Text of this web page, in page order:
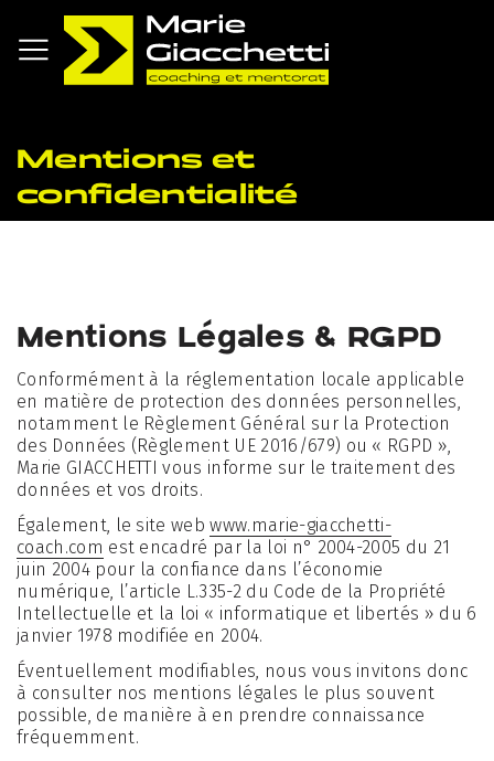
contenu
Mentions et
confidentialité
Mentions Légales & RGPD
Conformément à la réglementation locale applicable
en matière de protection des données personnelles,
notamment le Règlement Général sur la Protection
des Données (Règlement UE 2016/679) ou « RGPD »,
Marie GIACCHETTI vous informe sur le traitement des
données et vos droits.
Également, le site webwww.marie-giacchetti-
coach.com est encadré par la loi n° 2004-2005 du 21
juin 2004 pour la confiance dans l’économie
numérique, l’article L.335-2 du Code de la Propriété
Intellectuelle et la loi « informatique et libertés » du 6
janvier 1978 modifiée en 2004.
Éventuellement modifiables, nous vous invitons donc
à consulter nos mentions légales le plus souvent
possible, de manière à en prendre connaissance
fréquemment.